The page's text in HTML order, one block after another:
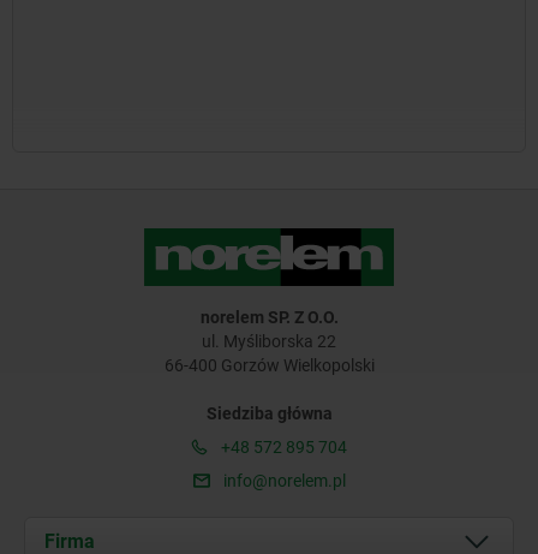
norelem SP. Z O.O.
ul. Myśliborska 22
66-400 Gorzów Wielkopolski
Siedziba główna
+48 572 895 704
info@norelem.pl
Firma